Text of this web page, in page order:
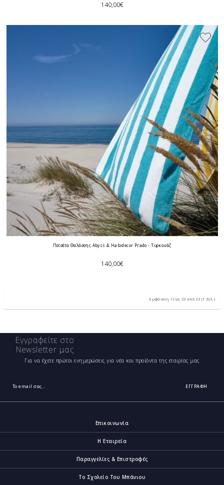
140,00€
Πετσέτα Θαλάσσης Abyss & Habidecor Prado - Τυρκουάζ
140,00€
Εμφάνιση 1 έως 23 από 23 (1 Σελ.)
Εγγραφείτε στο
Newsletter μας
Για να έχετε πρώτοι ενημερώσεις για νέα και προίόντα της εταιρίας μας
ΕΓΓΡΑΦΉ
Επικοινωνία
Η Εταιρεία
Παραγγελίες & Επιστροφές
Το Σχολείο Του Μπάνιου